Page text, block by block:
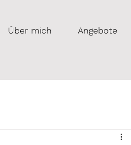
Über mich Angebote